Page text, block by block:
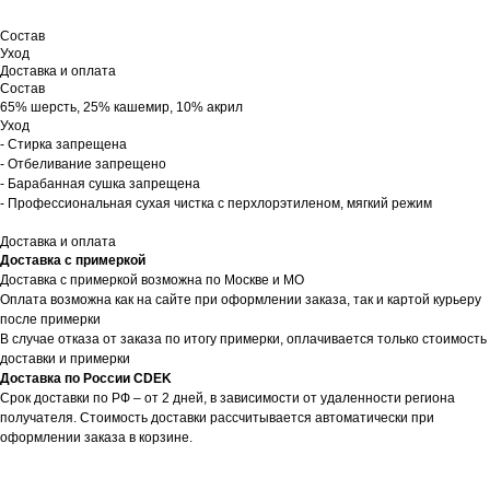
Состав
Уход
Доставка и оплата
Состав
65% шерсть, 25% кашемир, 10% акрил
Уход
- Стирка запрещена
- Отбеливание запрещено
- Барабанная сушка запрещена
- Профессиональная сухая чистка с перхлорэтиленом, мягкий режим
Доставка и оплата
Доставка с примеркой
Доставка с примеркой возможна по Москве и МО
Оплата возможна как на сайте при оформлении заказа, так и картой курьеру
после примерки
В случае отказа от заказа по итогу примерки, оплачивается только стоимость
доставки и примерки
Доставка по России CDEK
Срок доставки по РФ – от 2 дней, в зависимости от удаленности региона
получателя. Стоимость доставки рассчитывается автоматически при
оформлении заказа в корзине.